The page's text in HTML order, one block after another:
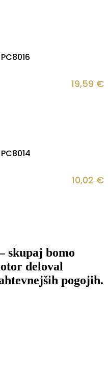
19,59 €
10,02 €
skupaj bomo
deloval
pogojih.